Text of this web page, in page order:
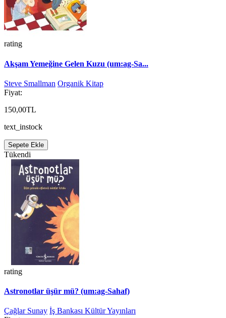
rating
Akşam Yemeğine Gelen Kuzu (um:ag-Sa...
Steve Smallman Organik Kitap
Fiyat:
150,00TL
text_instock
Sepete Ekle
Tükendi
rating
Astronotlar üşür mü? (um:ag-Sahaf)
Çağlar Sunay İş Bankası Kültür Yayınları